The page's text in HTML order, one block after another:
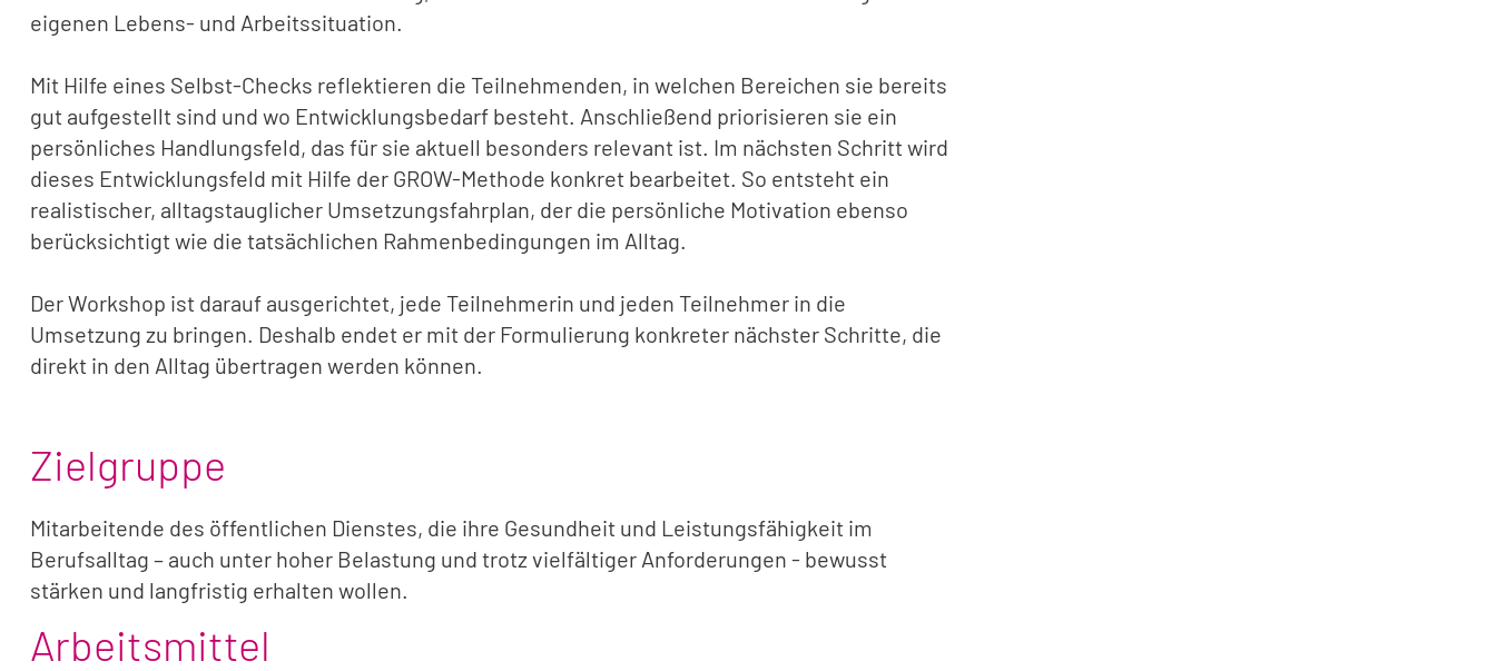
eigenen Lebens- und Arbeitssituation.
Mit Hilfe eines Selbst-Checks reflektieren die Teilnehmenden, in welchen Bereichen sie bereits
gut aufgestellt sind und wo Entwicklungsbedarf besteht. Anschließend priorisieren sie ein
persönliches Handlungsfeld, das für sie aktuell besonders relevant ist. Im nächsten Schritt wird
dieses Entwicklungsfeld mit Hilfe der GROW-Methode konkret bearbeitet. So entsteht ein
realistischer, alltagstauglicher Umsetzungsfahrplan, der die persönliche Motivation ebenso
berücksichtigt wie die tatsächlichen Rahmenbedingungen im Alltag.
Der Workshop ist darauf ausgerichtet, jede Teilnehmerin und jeden Teilnehmer in die
Umsetzung zu bringen. Deshalb endet er mit der Formulierung konkreter nächster Schritte, die
direkt in den Alltag übertragen werden können.
Zielgruppe
Mitarbeitende des öffentlichen Dienstes, die ihre Gesundheit und Leistungsfähigkeit im
Berufsalltag – auch unter hoher Belastung und trotz vielfältiger Anforderungen - bewusst
stärken und langfristig erhalten wollen.
Arbeitsmittel